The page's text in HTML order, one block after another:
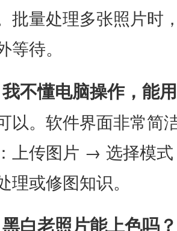
批量处理多张照片时
等待。
不懂电脑操作，能
以。软件界面非常简
上传图片 → 选择模
理或修图知识。
白老照片能上色吗？